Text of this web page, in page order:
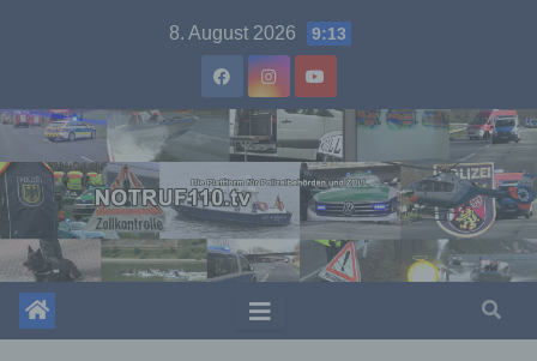
8. August 2026 9:13